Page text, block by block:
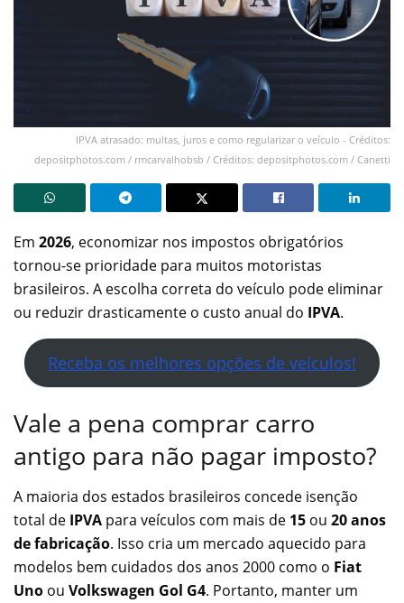
IPVA atrasado: multas, juros e como regularizar o veículo - Créditos:
depositphotos.com / rmcarvalhobsb / Créditos: depositphotos.com / Canetti
Em 2026, economizar nos impostos obrigatórios
tornou-se prioridade para muitos motoristas
brasileiros. A escolha correta do veículo pode eliminar
ou reduzir drasticamente o custo anual do IPVA.
Receba os melhores opções de veículos!
Vale a pena comprar carro
antigo para não pagar imposto?
A maioria dos estados brasileiros concede isenção
total de IPVA para veículos com mais de 15 ou 20 anos
de fabricação. Isso cria um mercado aquecido para
modelos bem cuidados dos anos 2000 como o Fiat
Uno ou Volkswagen Gol G4. Portanto, manter um